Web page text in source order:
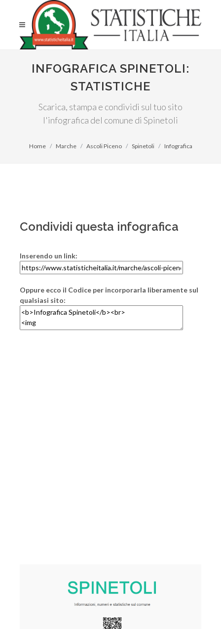
INFOGRAFICA SPINETOLI:
STATISTICHE
Scarica, stampa e condividi sul tuo sito
l'infografica del comune di Spinetoli
Home Marche Ascoli Piceno Spinetoli Infografica
Condividi questa infografica
Inserendo un link:
Oppure ecco il Codice per incorporarla liberamente sul
qualsiasi sito: